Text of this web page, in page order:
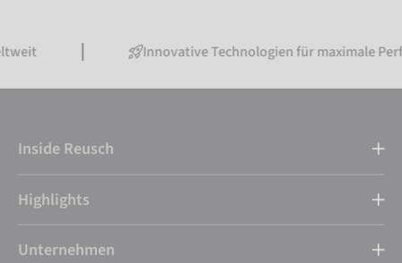
Innovative Technologien für maximale Performance
Inside Reusch
Highlights
Unternehmen